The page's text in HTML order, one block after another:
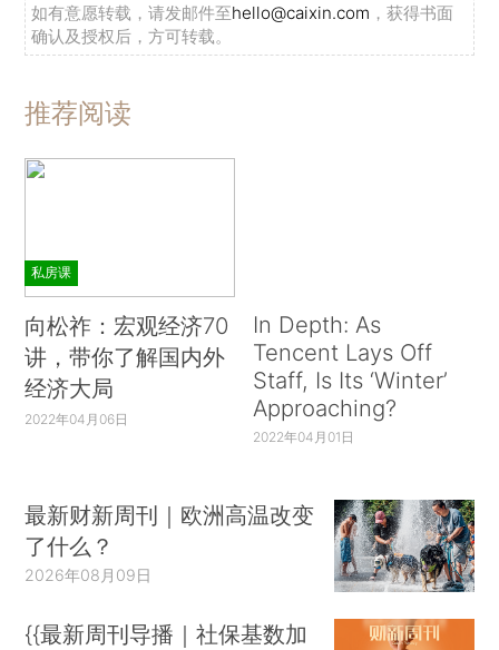
如有意愿转载，请发邮件至hello@caixin.com ，获得书面
确认及授权后，方可转载。
推荐阅读
私房课
向松祚：宏观经济70
讲，带你了解国内外
经济大局
2022年04月06日
In Depth: As
Tencent Lays Off
Staff, Is Its ‘Winter’
Approaching?
2022年04月01日
最新财新周刊｜欧洲高温改变
了什么？
2026年08月09日
{{最新周刊导播｜社保基数加